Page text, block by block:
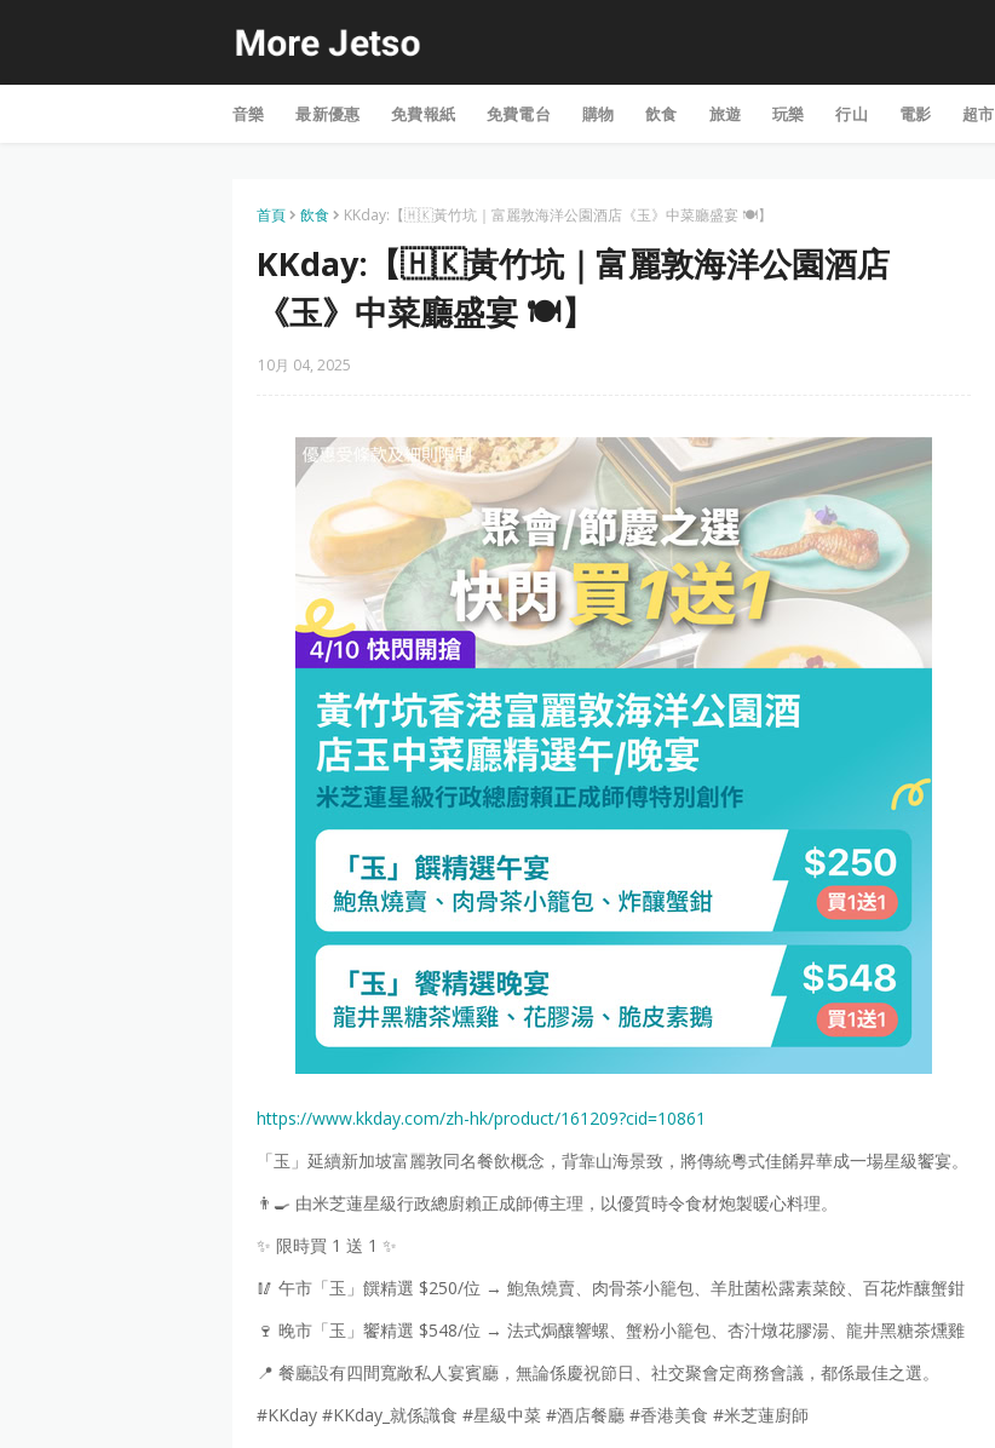
音樂 最新優惠 免費報紙 免費電台 購物 飲食 旅遊 玩樂 行山 電影 超市
首頁 飲食 KKday:【🇭🇰黃竹坑｜富麗敦海洋公園酒店《玉》中菜廳盛宴 🍽️】
KKday:【🇭🇰黃竹坑｜富麗敦海洋公園酒店
《玉》中菜廳盛宴 🍽️】
10月 04, 2025
https://www.kkday.com/zh-hk/product/161209?cid=10861
「玉」延續新加坡富麗敦同名餐飲概念，背靠山海景致，將傳統粵式佳餚昇華成一場星級饗宴。
👨‍🍳 由米芝蓮星級行政總廚賴正成師傅主理，以優質時令食材炮製暖心料理。
✨ 限時買 1 送 1 ✨
🥢 午市「玉」饌精選 $250/位 → 鮑魚燒賣、肉骨茶小籠包、羊肚菌松露素菜餃、百花炸釀蟹鉗
🍷 晚市「玉」饗精選 $548/位 → 法式焗釀響螺、蟹粉小籠包、杏汁燉花膠湯、龍井黑糖茶燻雞
📍 餐廳設有四間寬敞私人宴賓廳，無論係慶祝節日、社交聚會定商務會議，都係最佳之選。
#KKday #KKday_就係識食 #星級中菜 #酒店餐廳 #香港美食 #米芝蓮廚師